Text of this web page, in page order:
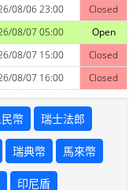
08/06 23:00
Closed
08/07 05:00
Open
08/07 15:00
Closed
08/07 16:00 Closed
幣 瑞士法郎
瑞典幣 馬來幣
印尼盾